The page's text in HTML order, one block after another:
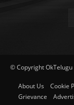
© Copyright
About Us Cookie
Grievance